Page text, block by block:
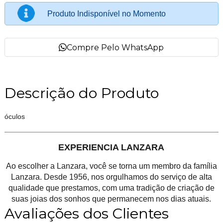
Produto Indisponível no Momento
Compre Pelo WhatsApp
Descrição do Produto
óculos
EXPERIENCIA LANZARA
Ao escolher a Lanzara, você se torna um membro da família
Lanzara. Desde 1956, nos orgulhamos do serviço de alta
qualidade que prestamos, com uma tradição de criação de
suas joias dos sonhos que permanecem nos dias atuais.
Avaliações dos Clientes